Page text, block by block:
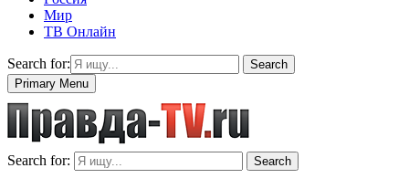
Мир
ТВ Онлайн
Search for:
Search
Primary Menu
Search for: Search